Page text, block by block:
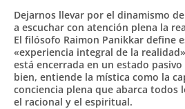
Dejarnos llevar por el dinamismo
a escuchar con atención plena la
El filósofo Raimon Panikkar define
«experiencia integral de la
está encerrada en un estado
bien, entiende la mística como la
conciencia plena que abarca todos
el racional y el espiritual.